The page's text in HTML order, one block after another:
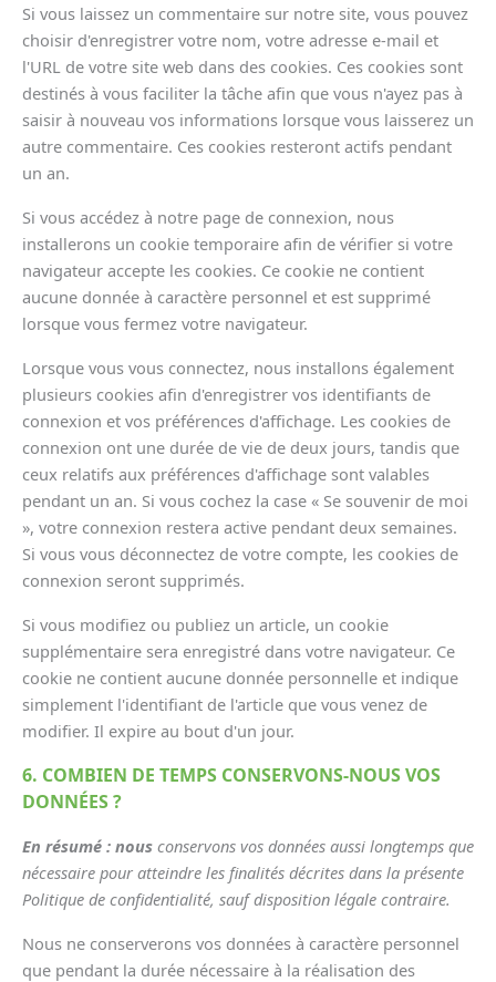
Si vous laissez un commentaire sur notre site, vous pouvez
choisir d'enregistrer votre nom, votre adresse e-mail et
l'URL de votre site web dans des cookies. Ces cookies sont
destinés à vous faciliter la tâche afin que vous n'ayez pas à
saisir à nouveau vos informations lorsque vous laisserez un
autre commentaire. Ces cookies resteront actifs pendant
un an.
Si vous accédez à notre page de connexion, nous
installerons un cookie temporaire afin de vérifier si votre
navigateur accepte les cookies. Ce cookie ne contient
aucune donnée à caractère personnel et est supprimé
lorsque vous fermez votre navigateur.
Lorsque vous vous connectez, nous installons également
plusieurs cookies afin d'enregistrer vos identifiants de
connexion et vos préférences d'affichage. Les cookies de
connexion ont une durée de vie de deux jours, tandis que
ceux relatifs aux préférences d'affichage sont valables
pendant un an. Si vous cochez la case « Se souvenir de moi
», votre connexion restera active pendant deux semaines.
Si vous vous déconnectez de votre compte, les cookies de
connexion seront supprimés.
Si vous modifiez ou publiez un article, un cookie
supplémentaire sera enregistré dans votre navigateur. Ce
cookie ne contient aucune donnée personnelle et indique
simplement l'identifiant de l'article que vous venez de
modifier. Il expire au bout d'un jour.
6. COMBIEN DE TEMPS CONSERVONS-NOUS VOS
DONNÉES ?
En résumé : nous conservons vos données aussi longtemps que
nécessaire pour atteindre les finalités décrites dans la présente
Politique de confidentialité, sauf disposition légale contraire.
Nous ne conserverons vos données à caractère personnel
que pendant la durée nécessaire à la réalisation des